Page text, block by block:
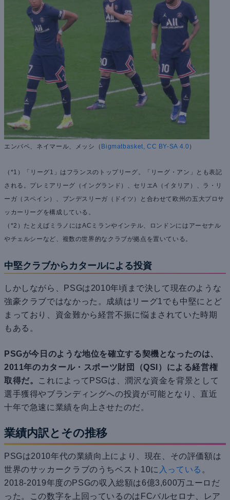
エンバペ、ネイマール、メッシ（ Bigmatbasket, CC BY-SA 4.0 ）
（*1）「リーグ1」はフランスのトップリーグ。「リーグ・アン」とも表記
される。プレミアリーグ（イングランド）、セリエA（イタリア）、ラ・リ
ーガ（スペイン）、ブンデスリーガ（ドイツ）と合わせて欧州の五大プロサ
ッカーリーグを構成している。
（*2）たとえばミラノにはACミランやインテル、ロンドンにはアーセナル
やチェルシーなど、複数の世界的なクラブが拠点を置いている。
中堅クラブからカタールによる投資
しかしながら、PSGは2010年頃まで決して現在のような
強豪クラブではなかった。成績はリーグ1でも中堅にとど
まっており、資金難から経営不振に悩まされていた時期
もある。
PSGが今日のような地位を確立する契機となったのは、
2011年のカタール・スポーツ財団（QSI）による経営権
取得だ。 これによってPSGは、潤沢な資金を背景として
選手獲得やブランディングへの投資が可能となり、直近
十年で急速に業績を向上させたのだ。
業績内訳とその推移
PSGは2010年代の業績向上により、現在、その評価額は
世界のサッカークラブのうちベスト10に 入っている 。
2018-2019年度のPSGの収入総額は6億3,600万ユーロだ
った。この数字を上回っているのはFCバルセロナ、レア